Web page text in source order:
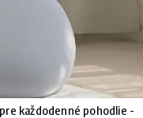
každodenné pohodlie -